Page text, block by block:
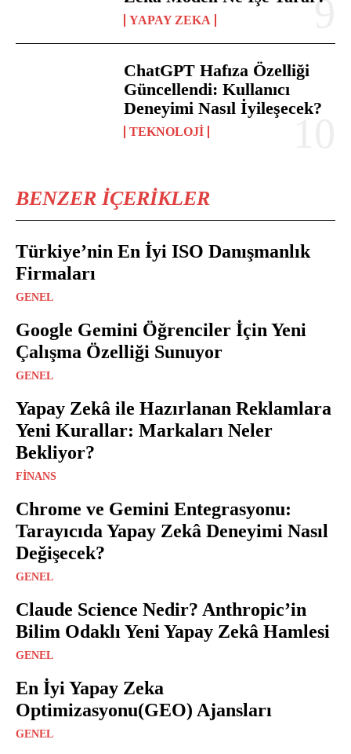
YAPAY ZEKA
ChatGPT Hafıza Özelliği
Güncellendi: Kullanıcı
Deneyimi Nasıl İyileşecek?
TEKNOLOJI
BENZER İÇERIKLER
Türkiye’nin En İyi ISO Danışmanlık
Firmaları
GENEL
Google Gemini Öğrenciler İçin Yeni
Çalışma Özelliği Sunuyor
GENEL
Yapay Zekâ ile Hazırlanan Reklamlara
Yeni Kurallar: Markaları Neler
Bekliyor?
FINANS
Chrome ve Gemini Entegrasyonu:
Tarayıcıda Yapay Zekâ Deneyimi Nasıl
Değişecek?
GENEL
Claude Science Nedir? Anthropic’in
Bilim Odaklı Yeni Yapay Zekâ Hamlesi
GENEL
En İyi Yapay Zeka
Optimizasyonu(GEO) Ajansları
GENEL